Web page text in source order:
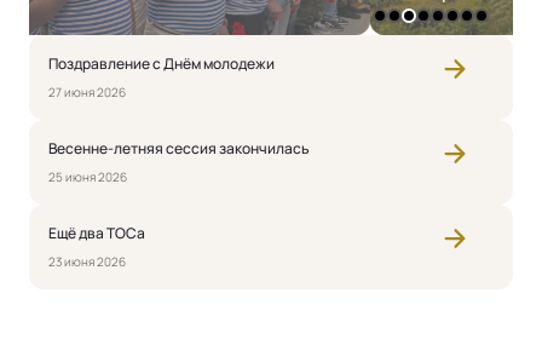
1 2 3 4 5 6 7 8
Поздравление с Днём молодежи
27 июня 2026
Весенне-летняя сессия закончилась
25 июня 2026
Ещё два ТОСа
23 июня 2026